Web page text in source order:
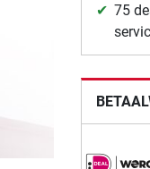
75